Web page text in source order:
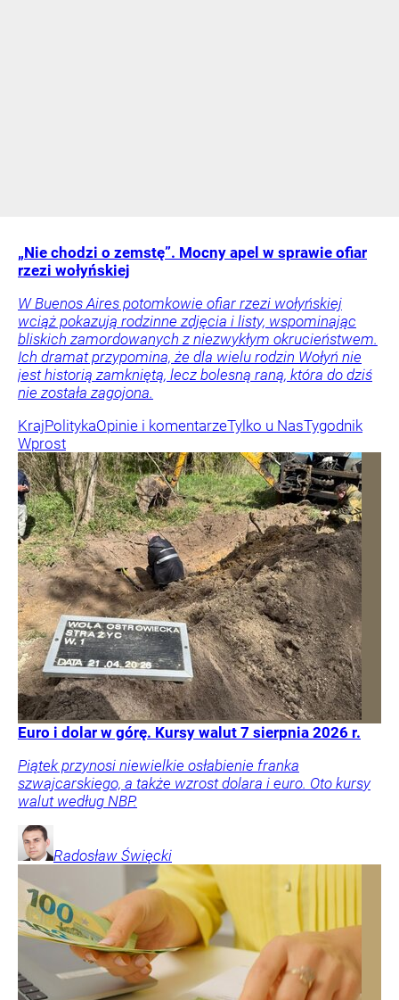
„Nie chodzi o zemstę”. Mocny apel w sprawie ofiar
rzezi wołyńskiej
W Buenos Aires potomkowie ofiar rzezi wołyńskiej
wciąż pokazują rodzinne zdjęcia i listy, wspominając
bliskich zamordowanych z niezwykłym okrucieństwem.
Ich dramat przypomina, że dla wielu rodzin Wołyń nie
jest historią zamkniętą, lecz bolesną raną, która do dziś
nie została zagojona.
KrajPolitykaOpinie i komentarzeTylko u NasTygodnik
Wprost
Euro i dolar w górę. Kursy walut 7 sierpnia 2026 r.
Piątek przynosi niewielkie osłabienie franka
szwajcarskiego, a także wzrost dolara i euro. Oto kursy
walut według NBP.
Radosław Święcki